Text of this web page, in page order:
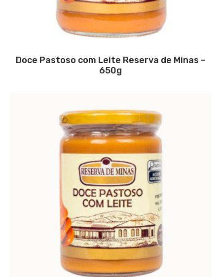
Doce Pastoso com Leite Reserva de Minas –
650g